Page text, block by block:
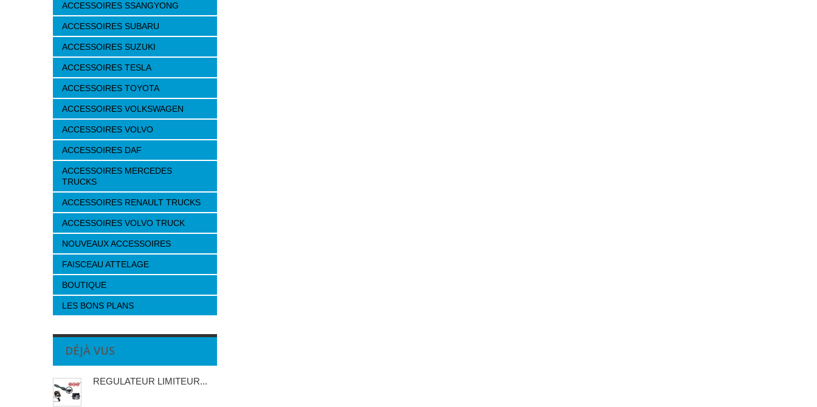
ACCESSOIRES SSANGYONG
ACCESSOIRES SUBARU
ACCESSOIRES SUZUKI
ACCESSOIRES TESLA
ACCESSOIRES TOYOTA
ACCESSOIRES VOLKSWAGEN
ACCESSOIRES VOLVO
ACCESSOIRES DAF
ACCESSOIRES MERCEDES
TRUCKS
ACCESSOIRES RENAULT TRUCKS
ACCESSOIRES VOLVO TRUCK
NOUVEAUX ACCESSOIRES
FAISCEAU ATTELAGE
BOUTIQUE
LES BONS PLANS
DÉJÀ VUS
REGULATEUR LIMITEUR...